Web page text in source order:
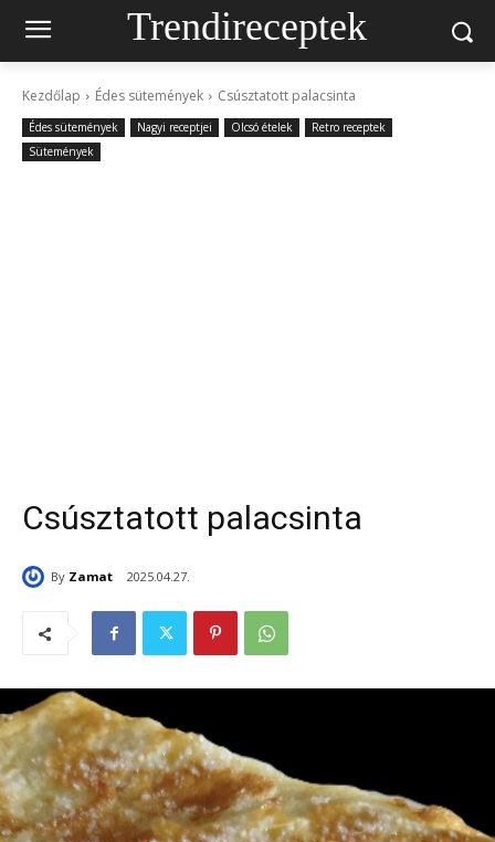
Trendireceptek
Kezdőlap Édes sütemények Csúsztatott palacsinta
Édes sütemények Nagyi receptjei Olcsó ételek
Retro receptek
Sütemények
Csúsztatott palacsinta
By Zamat 2025.04.27.